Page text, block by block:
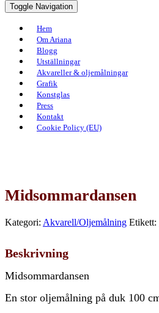
Toggle Navigation
Hem
Om Ariana
Blogg
Utställningar
Akvareller & oljemålningar
Grafik
Konstglas
Press
Kontakt
Cookie Policy (EU)
Midsommardansen
Kategori: Akvarell/Oljemålning Etikett:
Beskrivning
Midsommardansen
En stor oljemålning på duk 100